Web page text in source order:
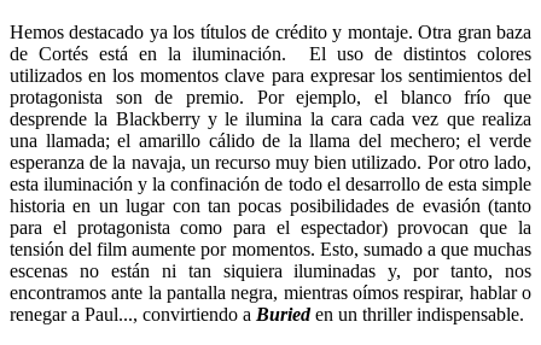
Hemos destacado ya los títulos de crédito y montaje. Otra gran baza
de Cortés está en la iluminación. El uso de distintos colores
utilizados en los momentos clave para expresar los sentimientos del
protagonista son de premio. Por ejemplo, el blanco frío que
desprende la Blackberry y le ilumina la cara cada vez que realiza
una llamada; el amarillo cálido de la llama del mechero; el verde
esperanza de la navaja, un recurso muy bien utilizado. Por otro lado,
esta iluminación y la confinación de todo el desarrollo de esta simple
historia en un lugar con tan pocas posibilidades de evasión (tanto
para el protagonista como para el espectador) provocan que la
tensión del film aumente por momentos. Esto, sumado a que muchas
escenas no están ni tan siquiera iluminadas y, por tanto, nos
encontramos ante la pantalla negra, mientras oímos respirar, hablar o
renegar a Paul..., convirtiendo a Burieden un thriller indispensable.